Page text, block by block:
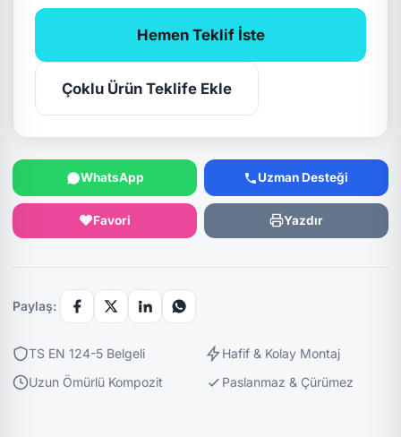
Hemen Teklif İste
Çoklu Ürün Teklife Ekle
WhatsApp Uzman Desteği
Favori Yazdır
Paylaş:
TS EN 124-5 Belgeli
Hafif & Kolay Montaj
Uzun Ömürlü Kompozit
Paslanmaz & Çürümez